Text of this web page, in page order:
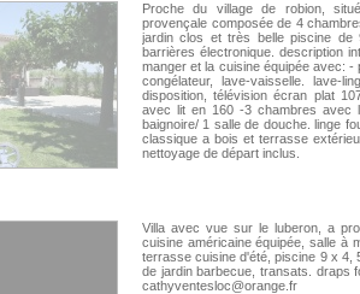
Proche du village de robion,
provençale composée de 4
jardin clos et très belle piscine
barrières électronique. description
manger et la cuisine équipée avec:
congélateur, lave-vaisselle. lave-
disposition, télévision écran plat
avec lit en 160 -3 chambres
baignoire/ 1 salle de douche. linge
classique a bois et terrasse
nettoyage de départ inclus.
Villa avec vue sur le luberon, a
cuisine américaine équipée, salle à
terrasse cuisine d'été, piscine 9 x 4,
de jardin barbecue, transats. draps
cathyventesloc@orange.fr